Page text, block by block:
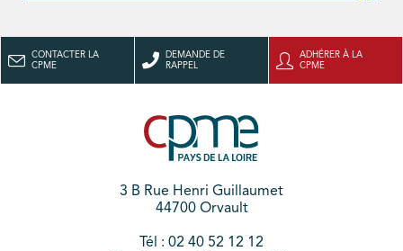
CONTACTER LA
CPME
DEMANDE DE
RAPPEL
ADHÉRER À LA
CPME
3 B Rue Henri Guillaumet
44700 Orvault
Tél : 02 40 52 12 12